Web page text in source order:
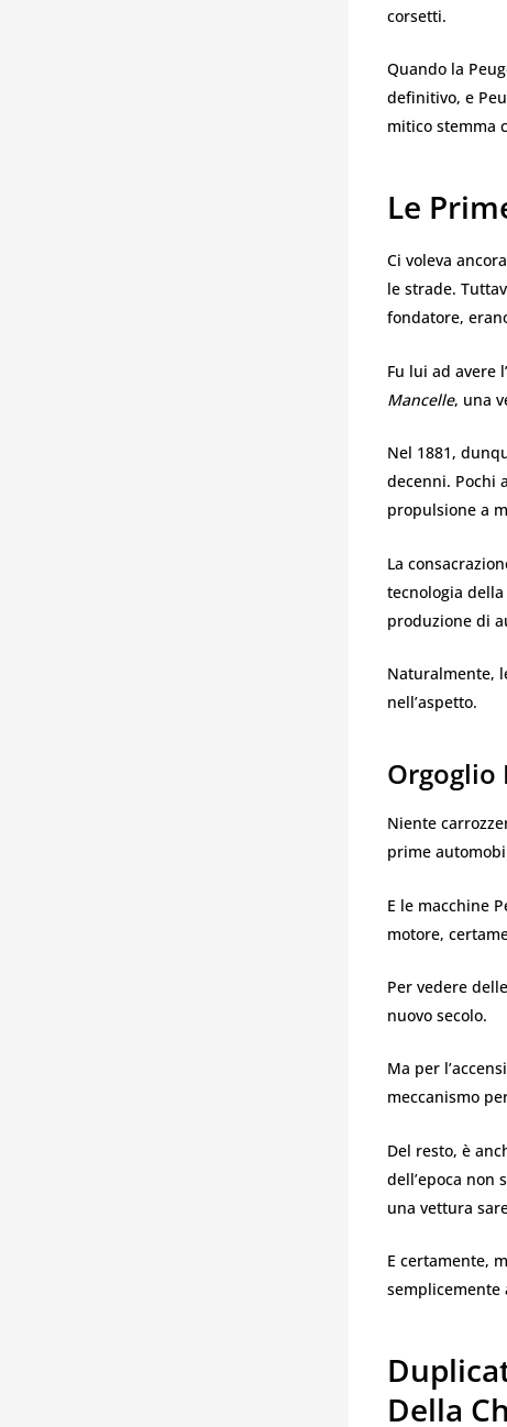
corsetti.
Quando la
definitivo, e
mitico stemma
Le
Ci voleva
le strade.
fondatore,
Fu lui ad avere
Mancelle, una
Nel 1881,
decenni. Pochi
propulsione a
La
tecnologia
produzione di
Naturalmente,
nell’aspetto.
Orgoglio
Niente
prime
E le macchine
motore,
Per vedere
nuovo secolo.
Ma per
meccanismo
Del resto, è
dell’epoca non
una vettura
E certamente,
semplicemente
Della